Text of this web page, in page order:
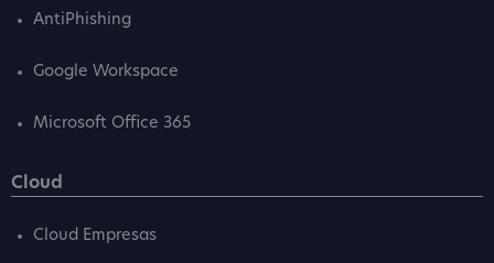
AntiPhishing
Google Workspace
Microsoft Office 365
Cloud
Cloud Empresas